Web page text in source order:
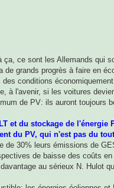
ce sont les Allemands qui
grands progrès à faire en
conditions
à l'avenir, si les voitures
de PV: ils auront toujours
et du stockage de
du PV, qui n'est pas du
de 30% leurs émissions de
de baisse des coûts en
au sérieux N. Hulot